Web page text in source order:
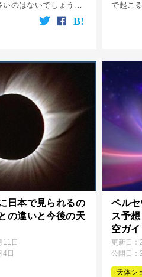
のはないでしょう
話題になっている理由
に衝突する可能性があ
で起こ
系の外
出来る
日本で見られるの
の違いと今後の天
11日
4日
ペル
ス予
空ガイ
更新日：
公開日：
天体シ